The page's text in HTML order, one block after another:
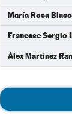
María Rosa
Francesc Sergio
Àlex Martínez